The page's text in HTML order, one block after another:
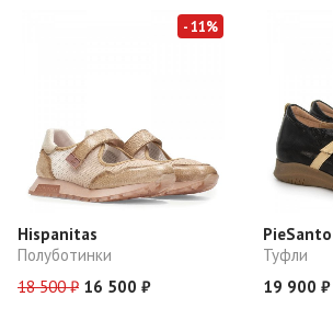
- 11%
Hispanitas
Полуботинки
18 500 ₽ 16 500 ₽
PieSanto
Туфли
19 900 ₽